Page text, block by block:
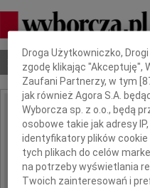
Nekrologi Odeszli
IMIĘ I NAZWISKO:
REGION: Bydgoszcz
DATA EMISJI: 21.09.2015
Dbamy o Twoją prywatność
Droga Użytkowniczko,
zgodę klikając "Akceptuję",
Zaufani Partnerzy, w tym [
jak również Agora S.A.
Wyborcza sp. z o.o., będą
osobowe takie jak adresy
identyfikatory plików
tych plikach do celów
na potrzeby wyświetlania
Twoich zainteresowań i